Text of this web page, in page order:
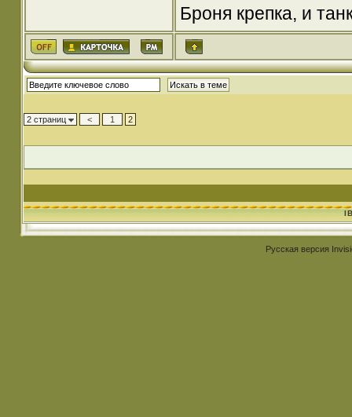
Броня крепка, и
2 страниц < 1 2
Русская версия